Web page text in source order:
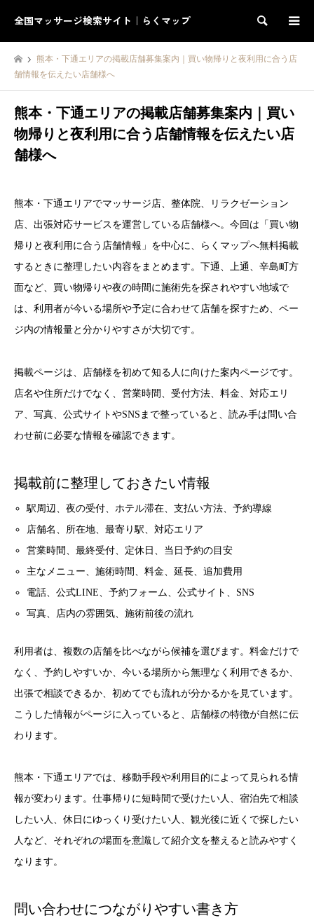
全国マッサージ検索サイト｜らくマップ 検索
熊本・下通エリアの掲載店舗募集案内｜買い物帰りと夜利用に合う店
舗情報を伝えたい店舗様へ
熊本・下通エリアの掲載店舗募集案内｜買い
物帰りと夜利用に合う店舗情報を伝えたい店
舗様へ
熊本・下通エリアでマッサージ店、整体院、リラクゼーション
店、出張対応サービスを運営している店舗様へ。今回は「買い物
帰りと夜利用に合う店舗情報」を中心に、らくマップへ無料掲載
するときに整理したい内容をまとめます。下通、上通、辛島町方
面など、買い物帰りや夜の時間に施術先を探されやすい地域で
は、利用者が今いる場所や予定に合わせて店舗を探すため、ペー
ジ内の情報量と分かりやすさが大切です。
掲載ページは、店舗様を初めて知る人に向けた案内ページです。
店名や住所だけでなく、営業時間、受付方法、料金、対応エリ
ア、写真、公式サイトやSNSまで整っていると、読み手は問い合
わせ前に必要な情報を確認できます。
掲載前に整理しておきたい情報
駅周辺、夜の受付、ホテル滞在、支払い方法、予約導線
店舗名、所在地、最寄り駅、対応エリア
営業時間、最終受付、定休日、当日予約の目安
主なメニュー、施術時間、料金、延長、追加費用
電話、公式LINE、予約フォーム、公式サイト、SNS
写真、店内の雰囲気、施術前後の流れ
利用者は、複数の店舗を比べながら候補を選びます。料金だけで
なく、予約しやすいか、今いる場所から無理なく利用できるか、
出張で相談できるか、初めてでも流れが分かるかを見ています。
こうした情報がページに入っていると、店舗様の特徴が自然に伝
わります。
熊本・下通エリアでは、移動手段や利用目的によって見られる情
報が変わります。仕事帰りに短時間で受けたい人、宿泊先で相談
したい人、休日にゆっくり受けたい人、観光後に近くで探したい
人など、それぞれの場面を意識して紹介文を整えると読みやすく
なります。
問い合わせにつながりやすい書き方